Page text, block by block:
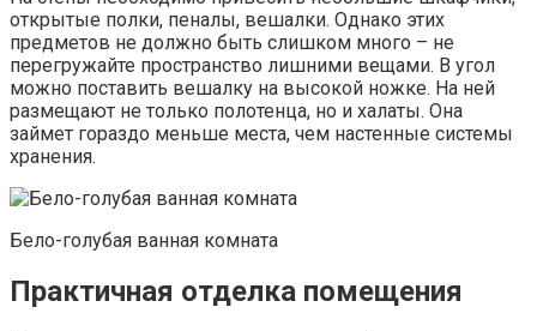
открытые полки, пеналы, вешалки. Однако этих
предметов не должно быть слишком много – не
перегружайте пространство лишними вещами. В угол
можно поставить вешалку на высокой ножке. На ней
размещают не только полотенца, но и халаты. Она
займет гораздо меньше места, чем настенные системы
хранения.
Бело-голубая ванная комната
Практичная отделка помещения